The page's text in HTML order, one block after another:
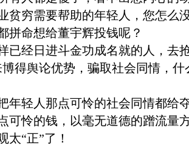
贫穷需要帮助的年轻人，您怎么
拼命想给董宇辉投钱呢？
已经日进斗金功成名就的人，去
博得舆论优势，骗取社会同情，
年轻人那点可怜的社会同情都给
可怜的钱，以毫无道德的蹭流量
太“正”了！